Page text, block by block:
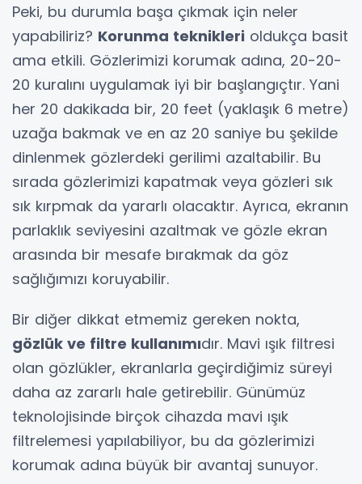
Peki, bu durumla başa çıkmak için neler
yapabiliriz? Korunma teknikleri oldukça basit
ama etkili. Gözlerimizi korumak adına, 20-20-
20 kuralını uygulamak iyi bir başlangıçtır. Yani
her 20 dakikada bir, 20 feet (yaklaşık 6 metre)
uzağa bakmak ve en az 20 saniye bu şekilde
dinlenmek gözlerdeki gerilimi azaltabilir. Bu
sırada gözlerimizi kapatmak veya gözleri sık
sık kırpmak da yararlı olacaktır. Ayrıca, ekranın
parlaklık seviyesini azaltmak ve gözle ekran
arasında bir mesafe bırakmak da göz
sağlığımızı koruyabilir.
Bir diğer dikkat etmemiz gereken nokta,
gözlük ve filtre kullanımıdır. Mavi ışık filtresi
olan gözlükler, ekranlarla geçirdiğimiz süreyi
daha az zararlı hale getirebilir. Günümüz
teknolojisinde birçok cihazda mavi ışık
filtrelemesi yapılabiliyor, bu da gözlerimizi
korumak adına büyük bir avantaj sunuyor.